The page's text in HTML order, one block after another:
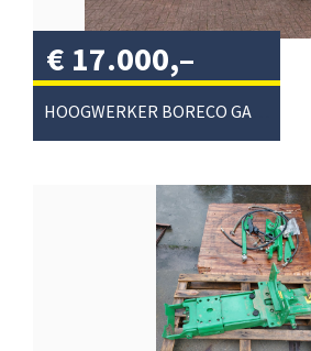
€ 17.000,–
excl. btw/